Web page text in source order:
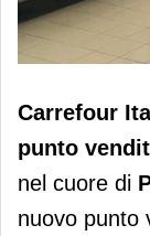
Carrefour
Express
di
Carrefour
punto
nel cuore di
nuovo punto